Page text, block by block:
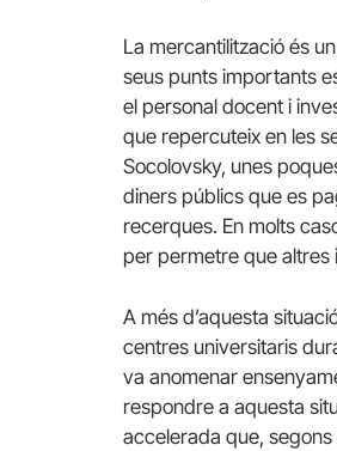
La mercantilització és
seus punts importants
el personal docent i
que repercuteix en les
Socolovsky, unes
diners públics que es
recerques. En molts
per permetre que altres
A més d’aquesta
centres universitaris
va anomenar
respondre a aquesta
accelerada que,